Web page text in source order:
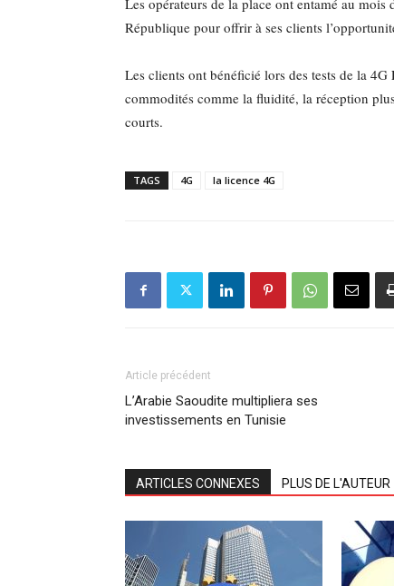
Les opérateurs de la place ont entamé au
République pour offrir à ses clients
Les clients ont bénéficié lors des tests de la
commodités comme la fluidité, la réception
courts.
TAGS 4G la licence 4G
Article précédent
L’Arabie Saoudite multipliera ses
investissements en Tunisie
ARTICLES CONNEXES PLUS DE L'AUTEUR